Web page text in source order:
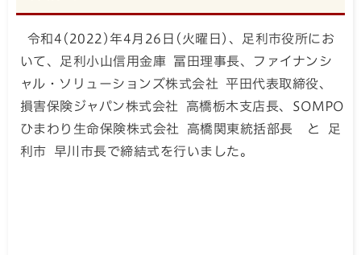
令和4(2022)年4月26日(火曜日)、足利市役所にお
いて、足利小山信用金庫 冨田理事長、ファイナンシ
ャル・ソリューションズ株式会社 平田代表取締役、
損害保険ジャパン株式会社 高橋栃木支店長、SOMPO
ひまわり生命保険株式会社 高橋関東統括部長 と 足
利市 早川市長で締結式を行いました。